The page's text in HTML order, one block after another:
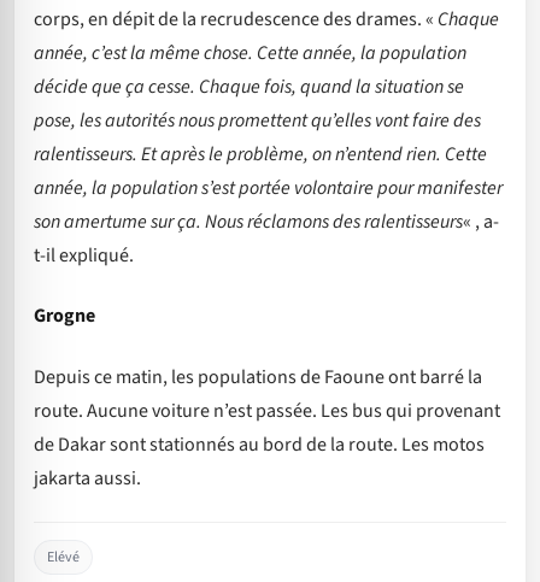
corps, en dépit de la recrudescence des drames. « Chaque
année, c’est la même chose. Cette année, la population
décide que ça cesse. Chaque fois, quand la situation se
pose, les autorités nous promettent qu’elles vont faire des
ralentisseurs. Et après le problème, on n’entend rien. Cette
année, la population s’est portée volontaire pour manifester
son amertume sur ça. Nous réclamons des ralentisseurs« , a-
t-il expliqué.
Grogne
Depuis ce matin, les populations de Faoune ont barré la
route. Aucune voiture n’est passée. Les bus qui provenant
de Dakar sont stationnés au bord de la route. Les motos
jakarta aussi.
Elévé